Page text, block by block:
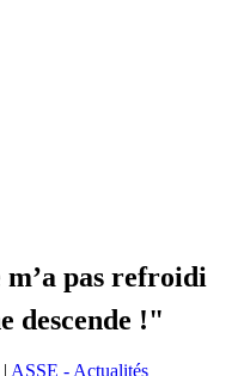
pas refroidi
descende !"
| ASSE - Actualités